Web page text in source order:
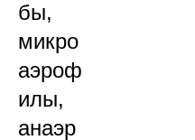
бы,
микро
аэроф
илы,
анаэр